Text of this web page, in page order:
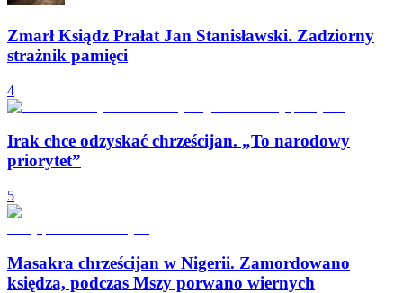
Zmarł Ksiądz Prałat Jan Stanisławski. Zadziorny
strażnik pamięci
4
Irak chce odzyskać chrześcijan. „To narodowy
priorytet”
5
Masakra chrześcijan w Nigerii. Zamordowano
księdza, podczas Mszy porwano wiernych